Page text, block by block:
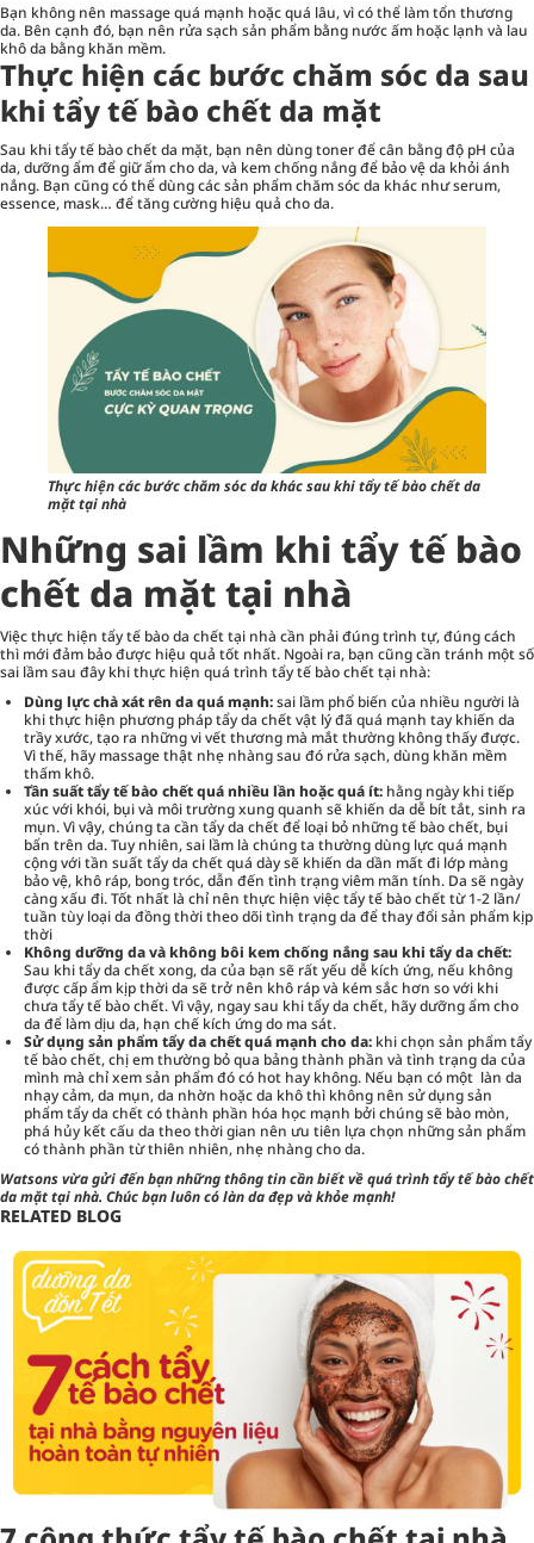
Bạn không nên massage quá mạnh hoặc quá lâu, vì có thể làm tổn thương
da. Bên cạnh đó, bạn nên rửa sạch sản phẩm bằng nước ấm hoặc lạnh và lau
khô da bằng khăn mềm.
Thực hiện các bước chăm sóc da sau
khi tẩy tế bào chết da mặt
Sau khi tẩy tế bào chết da mặt, bạn nên dùngtonerđể cân bằng độ pH của
da, dưỡng ẩm để giữ ẩm cho da, và kem chống nắng để bảo vệ da khỏi ánh
nắng. Bạn cũng có thể dùng các sản phẩm chăm sóc da khác như serum,
essence, mask… để tăng cường hiệu quả cho da.
Thực hiện các bước chăm sóc da khác sau khi tẩy tế bào chết da
mặt tại nhà
Những sai lầm khi tẩy tế bào
chết da mặt tại nhà
Việc thực hiện tẩy tế bào da chết tại nhà cần phải đúng trình tự, đúng cách
thì mới đảm bảo được hiệu quả tốt nhất. Ngoài ra, bạn cũng cần tránh một số
sai lầm sau đây khi thực hiện quá trình tẩy tế bào chết tại nhà:
Dùng lực chà xát rên da quá mạnh:sai lầm phổ biến của nhiều người là
khi thực hiện phương pháp tẩy da chết vật lý đã quá mạnh tay khiến da
trầy xước, tạo ra những vi vết thương mà mắt thường không thấy được.
Vì thế, hãy massage thật nhẹ nhàng sau đó rửa sạch, dùng khăn mềm
thấm khô.
Tần suất tẩy tế bào chết quá nhiều lần hoặc quá ít: hằng ngày khi tiếp
xúc với khói, bụi và môi trường xung quanh sẽ khiến da dễ bít tắt, sinh ra
mụn. Vì vậy, chúng ta cần tẩy da chết để loại bỏ những tế bào chết, bụi
bẩn trên da. Tuy nhiên, sai lầm là chúng ta thường dùng lực quá mạnh
cộng với tần suất tẩy da chết quá dày sẽ khiến da dần mất đi lớp màng
bảo vệ, khô ráp, bong tróc, dẫn đến tình trạng viêm mãn tính. Da sẽ ngày
càng xấu đi. Tốt nhất là chỉ nên thực hiện việc tẩy tế bào chết từ 1-2 lần/
tuần tùy loại da đồng thời theo dõi tình trạng da để thay đổi sản phẩm kịp
thời
Không dưỡng da và không bôi kem chống nắng sau khi tẩy da chết:
Sau khi tẩy da chết xong, da của bạn sẽ rất yếu dễ kích ứng, nếu không
được cấp ẩm kịp thời da sẽ trở nên khô ráp và kém sắc hơn so với khi
chưa tẩy tế bào chết. Vì vậy, ngay sau khi tẩy da chết, hãy dưỡng ẩm cho
da để làm dịu da, hạn chế kích ứng do ma sát.
Sử dụng sản phẩm tẩy da chết quá mạnh cho da: khi chọn sản phẩm tẩy
tế bào chết, chị em thường bỏ qua bảng thành phần và tình trạng da của
mình mà chỉ xem sản phẩm đó có hot hay không. Nếu bạn có một làn da
nhạy cảm, da mụn, da nhờn hoặc da khô thì không nên sử dụng sản
phẩm tẩy da chết có thành phần hóa học mạnh bởi chúng sẽ bào mòn,
phá hủy kết cấu da theo thời gian nên ưu tiên lựa chọn những sản phẩm
có thành phần từ thiên nhiên, nhẹ nhàng cho da.
Watsons vừa gửi đến bạn những thông tin cần biết về quá trình tẩy tế bào chết
da mặt tại nhà. Chúc bạn luôn có làn da đẹp và khỏe mạnh!
RELATED BLOG